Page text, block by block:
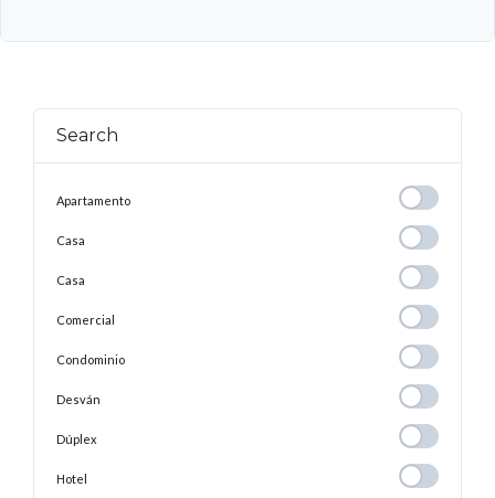
Search
Apartamento Apartamento
Casa
Casa
Comercial Comercial
Condominio Condominio
Desván
Dúplex
Hotel